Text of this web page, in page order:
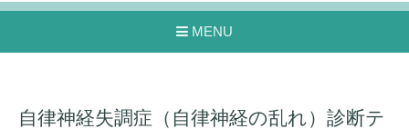
MENU
自律神経失調症（自律神経の乱れ）診断テ